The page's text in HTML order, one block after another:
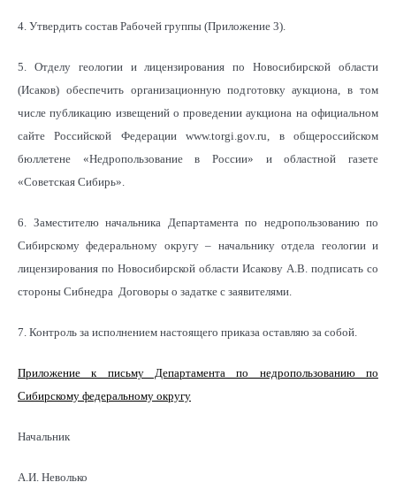
4. Утвердить состав Рабочей группы (Приложение 3).
5. Отделу геологии и лицензирования по Новосибирской области
(Исаков) обеспечить организационную подготовку аукциона, в том
числе публикацию извещений о проведении аукциона на официальном
сайте Российской Федерации www.torgi.gov.ru, в общероссийском
бюллетене «Недропользование в России» и областной газете
«Советская Сибирь».
6. Заместителю начальника Департамента по недропользованию по
Сибирскому федеральному округу – начальнику отдела геологии и
лицензирования по Новосибирской области Исакову А.В. подписать со
стороны Сибнедра Договоры о задатке с заявителями.
7. Контроль за исполнением настоящего приказа оставляю за собой.
Приложение к письму Департамента по недропользованию по
Сибирскому федеральному округу
Начальник
А.И. Неволько